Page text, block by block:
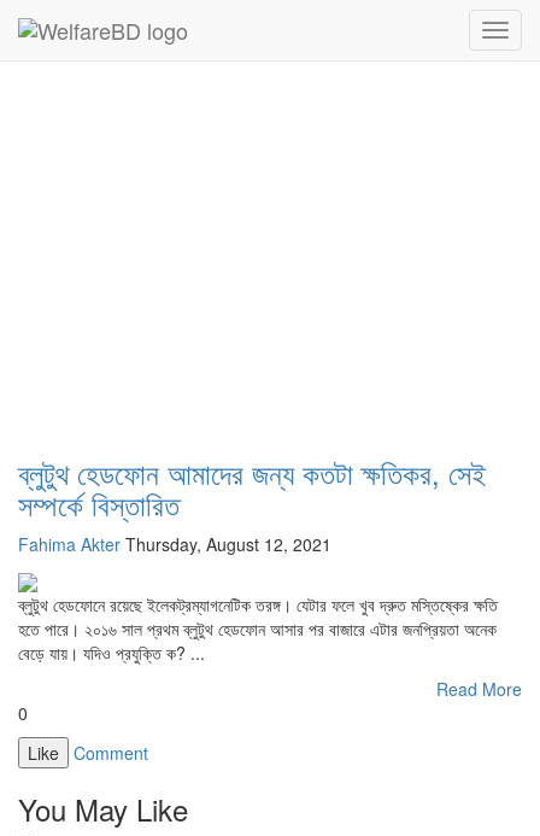
Health experience |
| Write and share your health
experience to help community.
ব্লুটুথ হেডফোন আমাদের জন্য কতটা ক্ষতিকর, সেই
সম্পর্কে বিস্তারিত
Fahima Akter Thursday, August 12, 2021
ব্লুটুথ হেডফোনে রয়েছে ইলেকট্রম্যাগনেটিক তরঙ্গ। যেটার ফলে খুব দ্রুত মস্তিষ্কের ক্ষতি
হতে পারে। ২০১৬ সাল প্রথম ব্লুটুথ হেডফোন আসার পর বাজারে এটার জনপ্রিয়তা অনেক
বেড়ে যায়। যদিও প্রযুক্তি ক? ...
Read More
0
Like Comment
You May Like